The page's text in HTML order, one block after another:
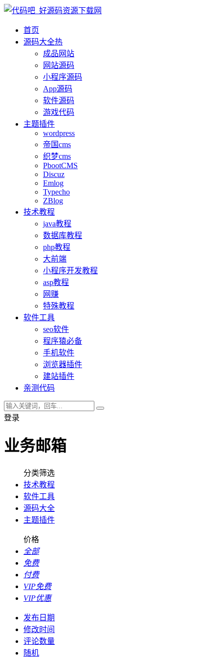
首页
源码大全热
成品网站
网站源码
小程序源码
App源码
软件源码
游戏代码
主题插件
wordpress
帝国cms
织梦cms
PbootCMS
Discuz
Emlog
Typecho
ZBlog
技术教程
java教程
数据库教程
php教程
大前端
小程序开发教程
asp教程
网赚
特殊教程
软件工具
seo软件
程序猿必备
手机软件
浏览器插件
建站插件
亲测代码
登录
业务邮箱
分类筛选
技术教程
软件工具
源码大全
主题插件
价格
全部
免费
付费
VIP免费
VIP优惠
发布日期
修改时间
评论数量
随机